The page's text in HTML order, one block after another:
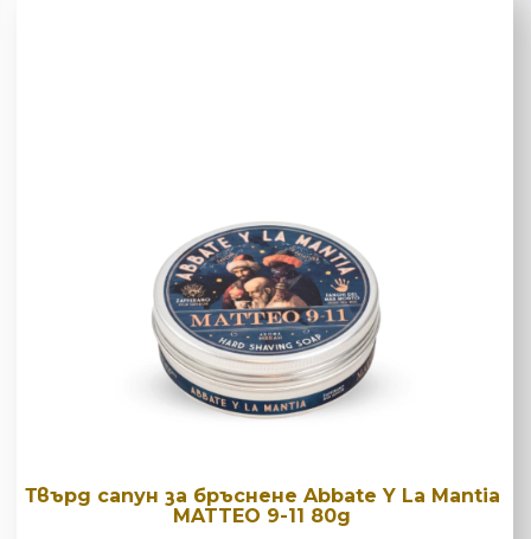
Твърд сапун за бръснене Abbate Y La Mantia
MATTEO 9-11 80g